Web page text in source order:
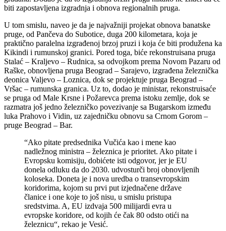
biti zapostavljena izgradnja i obnova regionalnih pruga.
U tom smislu, naveo je da je najvažniji projekat obnova banatske
pruge, od Pančeva do Subotice, duga 200 kilometara, koja je
praktično paralelna izgrađenoj brzoj pruzi i koja će biti produžena ka
Kikindi i rumunskoj granici. Pored toga, biće rekonstruisana pruga
Stalać – Kraljevo – Rudnica, sa odvojkom prema Novom Pazaru od
Raške, obnovljena pruga Beograd – Sarajevo, izgrađena železnička
deonica Valjevo – Loznica, dok se projektuje pruga Beograd –
Vršac – rumunska granica. Uz to, dodao je ministar, rekonstruisaće
se pruga od Male Krsne i Požarevca prema istoku zemlje, dok se
razmatra još jedno železničko povezivanje sa Bugarskom između
luka Prahovo i Vidin, uz zajedničku obnovu sa Crnom Gorom –
pruge Beograd – Bar.
“Ako pitate predsednika Vučića kao i mene kao
nadležnog ministra – železnica je prioritet. Ako pitate i
Evropsku komisiju, dobićete isti odgovor, jer je EU
donela odluku da do 2030. udvosturči broj obnovljenih
koloseka. Doneta je i nova uredba o transevropskim
koridorima, kojom su prvi put izjednačene države
članice i one koje to još nisu, u smislu pristupa
sredstvima. A, EU izdvaja 500 milijardi evra u
evropske koridore, od kojih će čak 80 odsto otići na
železnicu“, rekao je Vesić.